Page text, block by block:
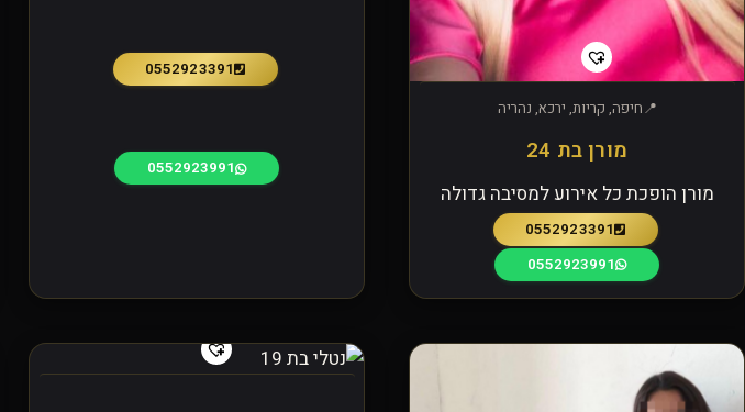
חיפה, קריות, ירכא, נהריה
מורן בת 24
מורן הופכת כל אירוע למסיבה גדולה
0552923391
0552923991
0552923391
0552923991